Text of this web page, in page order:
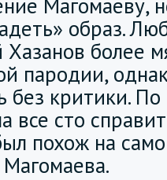
образ.
Хазанов более
пародии,
без критики.
все сто
похож на